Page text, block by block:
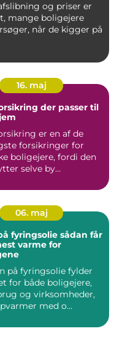
og priser er
mange boligejere
når de kigger på
16. maj
der passer til
er en af de
forsikringer for
boligejere, fordi den
selve by...
06. maj
sådan får
varme for
på fyringsolie fylder
for både boligejere,
og virksomheder,
med o...